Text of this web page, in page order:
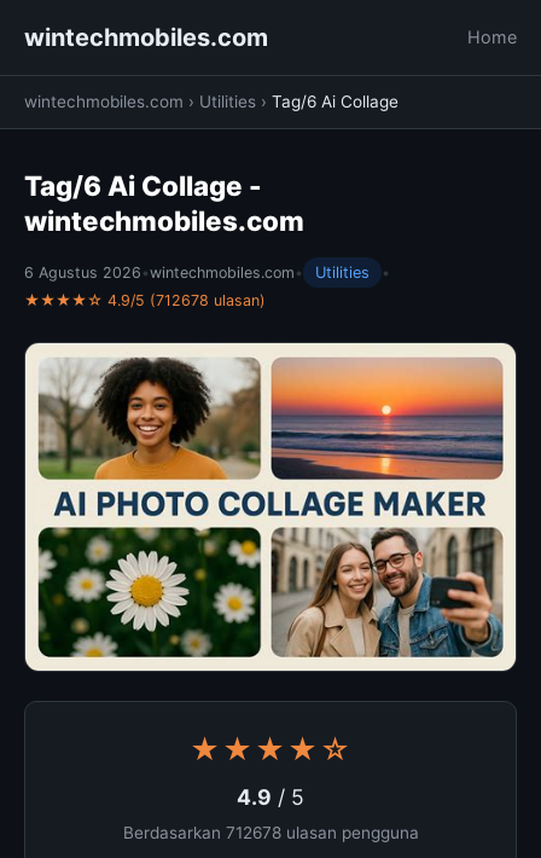
wintechmobiles.com Home
wintechmobiles.com › Utilities › Tag/6 Ai Collage
Tag/6 Ai Collage -
wintechmobiles.com
6 Agustus 2026 •wintechmobiles.com • Utilities
•
★★★★☆ 4.9/5 (712678 ulasan)
★★★★☆
4.9 / 5
Berdasarkan 712678 ulasan pengguna